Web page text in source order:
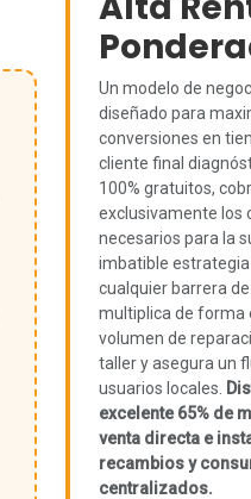
Un modelo de
diseñado para
conversiones en
cliente final
100% gratuitos,
exclusivamente los
necesarios para la
imbatible
cualquier barrera
multiplica de forma
volumen de
taller y asegura un
usuarios locales.
excelente 65% de
venta directa e
recambios y
centralizados.